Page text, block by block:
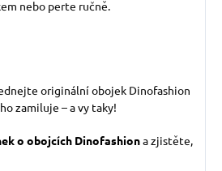
nebo perte ručně.
originální obojek Dinofashion
zamiluje – a vy taky!
o obojcích Dinofashiona zjistěte,